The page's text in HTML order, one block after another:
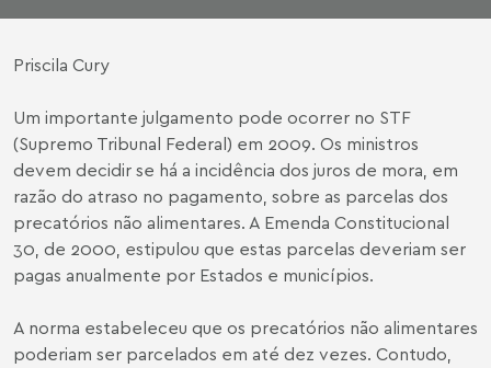
Priscila Cury
Um importante julgamento pode ocorrer no STF
(Supremo Tribunal Federal) em 2009. Os ministros
devem decidir se há a incidência dos juros de mora, em
razão do atraso no pagamento, sobre as parcelas dos
precatórios não alimentares. A Emenda Constitucional
30, de 2000, estipulou que estas parcelas deveriam ser
pagas anualmente por Estados e municípios.
A norma estabeleceu que os precatórios não alimentares
poderiam ser parcelados em até dez vezes. Contudo,